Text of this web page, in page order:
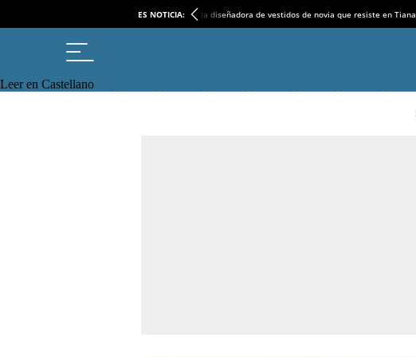
ES NOTICIA: la diseñadora de vestidos de novia que resiste en Tiana
Leer en Castellano